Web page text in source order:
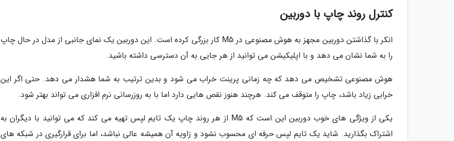
کنترل روند چاپ با دوربین
انکر با گذاشتن دوربین مجهز به هوش مصنوعی در M5 کار بزرگی کرده است. این دوربین یک نمای جانبی از مدل در حال چاپ
را به شما نشان می دهد و با اپلیکیشن می توانید از هر جایی به آن دسترسی داشته باشید.
هوش مصنوعی تشخیص می دهد که چه زمانی پرینت خراب می شود و بدین ترتیب به شما هشدار می دهد. حتی اگر این
خرابی زیاد باشد، چاپ را متوقف می کند. هرچند هنوز نقص هایی دارد اما با به روزرسانی نرم افزاری می تواند بهتر شود.
یکی از ویژگی های خوب دوربین این است که M5 از هر روند چاپ یک تایم لپس تهیه می کند که می توانید با دیگران به
اشتراک بگذارید. شاید یک تایم لپس حرفه ای محسوب نشود و زاویه آن همیشه عالی نباشد، اما برای قرارگیری در شبکه های